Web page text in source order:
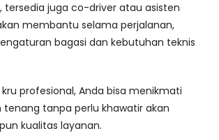
tersedia juga co-driver atau asisten
membantu selama perjalanan,
bagasi dan kebutuhan teknis
profesional, Anda bisa menikmati
tenang tanpa perlu khawatir akan
kualitas layanan.